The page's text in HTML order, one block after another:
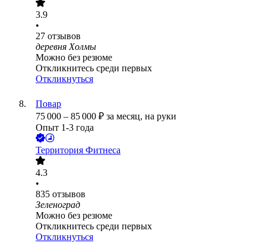
3.9
•
27 отзывов
деревня Холмы
Можно без резюме
Откликнитесь среди первых
Откликнуться
Повар
75 000 – 85 000 ₽ за месяц, на руки
Опыт 1-3 года
Территория Фитнеса
4.3
•
835 отзывов
Зеленоград
Можно без резюме
Откликнитесь среди первых
Откликнуться